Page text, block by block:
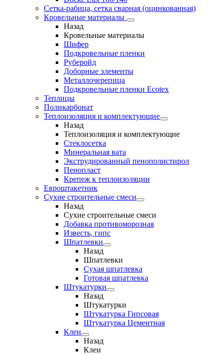
Сетка-рабица, сетка сварная (оцинкованная)
Кровельные материалы
Назад
Кровельные материалы
Шифер
Подкровельные пленки
Руберойд
Доборные элементы
Металлочерепица
Подкровельные пленки Ecotex
Теплицы
Поликарбонат
Теплоизоляция и комплектующие
Назад
Теплоизоляция и комплектующие
Стеклосетка
Минеральная вата
Экструдированный пенополистирол
Пенопласт
Крепеж к теплоизоляции
Евроштакетник
Сухие строительные смеси
Назад
Сухие строительные смеси
Добавка противоморозная
Известь, гипс
Шпатлевки
Назад
Шпатлевки
Сухая шпатлевка
Готовая шпатлевка
Штукатурки
Назад
Штукатурки
Штукатурка Гипсовая
Штукатурка Цементная
Клеи
Назад
Клеи